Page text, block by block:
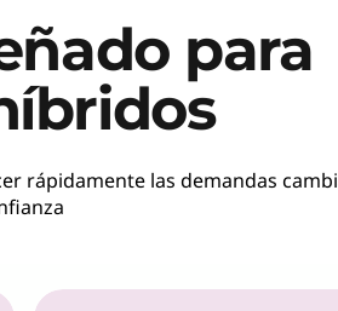
para
rápidamente las demandas